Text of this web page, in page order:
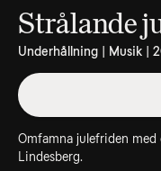
Strålande
Underhållning | Musik |
Omfamna julefriden
Lindesberg.